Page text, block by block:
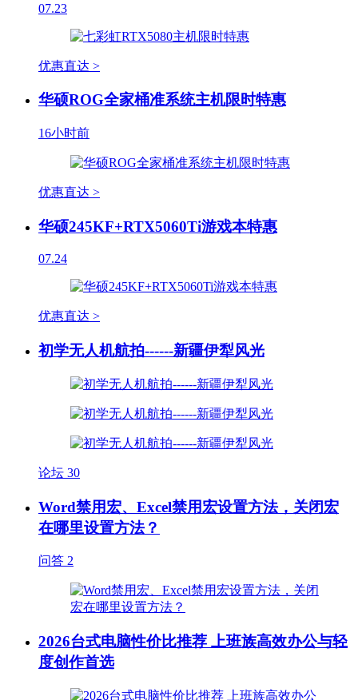
07.23
优惠直达 >
华硕ROG全家桶准系统主机限时特惠
16小时前
优惠直达 >
华硕245KF+RTX5060Ti游戏本特惠
07.24
优惠直达 >
初学无人机航拍------新疆伊犁风光
论坛 30
Word禁用宏、Excel禁用宏设置方法，关闭宏
在哪里设置方法？
问答 2
2026台式电脑性价比推荐 上班族高效办公与轻
度创作首选